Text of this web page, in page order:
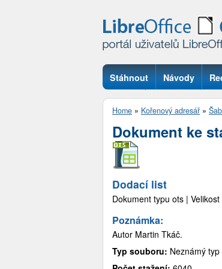
Stáhnout Návody
Otázky
Home » Kořenový adresář »
Dokument ke
Dodací list
Dokument typu ots |
Poznámka:
Autor Martin Tkáč.
Typ souboru: Neznámý